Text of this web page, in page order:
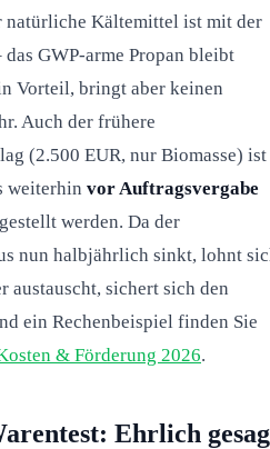
natürliche Kältemittel ist mit der
das GWP-arme Propan bleibt
Vorteil, bringt aber keinen
Auch der frühere
(2.500 EUR, nur Biomasse) ist
weiterhin vor Auftragsvergabe
werden. Da der
nun halbjährlich sinkt, lohnt
austauscht, sichert sich den
ein Rechenbeispiel finden Sie
& Förderung 2026.
Ehrlich